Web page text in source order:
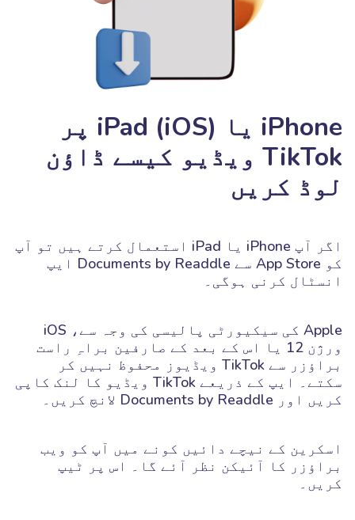
iPhone یا iPad (iOS) پر
TikTok ویڈیو کیسے ڈاؤن
لوڈ کریں
اگر آپ iPhone یا iPad استعمال کرتے ہیں تو آپ
کو App Store سے Documents by Readdle ایپ
انسٹال کرنی ہوگی۔
Apple کی سیکیورٹی پالیسی کی وجہ سے، iOS
ورژن 12 یا اس کے بعد کے صارفین براہِ راست
براؤزر سے TikTok ویڈیوز محفوظ نہیں کر
سکتے۔ ایپ کے ذریعے TikTok ویڈیو کا لنک کاپی
کریں اور Documents by Readdle لانچ کریں۔
اسکرین کے نیچے دائیں کونے میں آپ کو ویب
براؤزر کا آئیکن نظر آئے گا۔ اس پر ٹیپ
کریں۔